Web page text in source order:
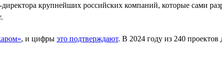
крупнейших российских компаний, которые сами
, и цифры это подтверждают. В 2024 году из 240